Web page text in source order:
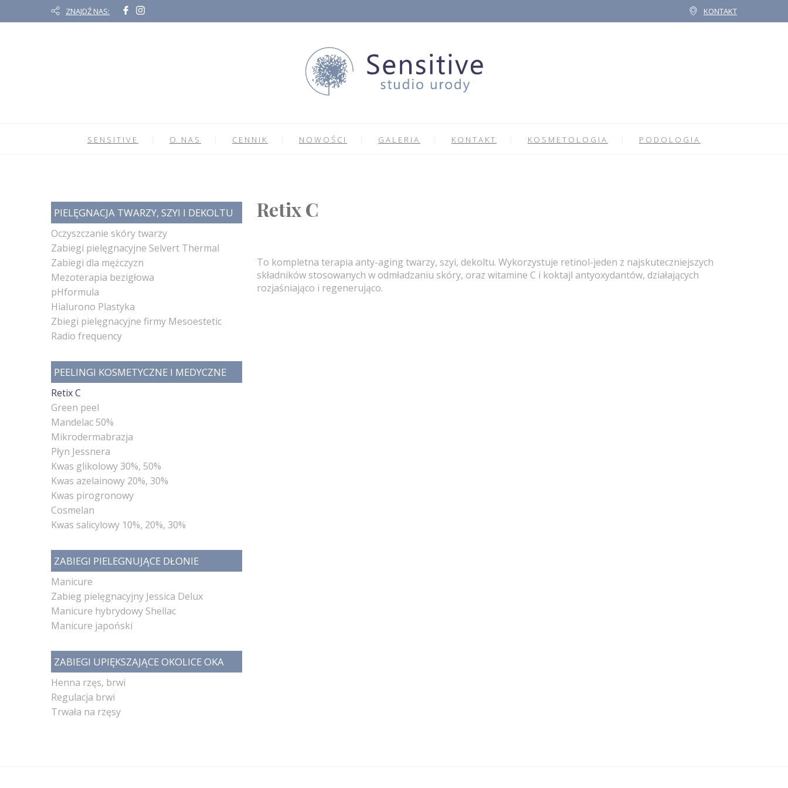
ZNAJDŹ NAS: KONTAKT
SENSITIVE O NAS CENNIK NOWOŚCI GALERIA KONTAKT KOSMETOLOGIA PODOLOGIA
PIELĘGNACJA TWARZY, SZYI I DEKOLTU
Oczyszczanie skóry twarzy
Zabiegi pielęgnacyjne Selvert Thermal
Zabiegi dla mężczyzn
Mezoterapia bezigłowa
pHformula
Hialurono Plastyka
Zbiegi pielęgnacyjne firmy Mesoestetic
Radio frequency
PEELINGI KOSMETYCZNE I MEDYCZNE
Retix C
Green peel
Mandelac 50%
Mikrodermabrazja
Płyn Jessnera
Kwas glikolowy 30%, 50%
Kwas azelainowy 20%, 30%
Kwas pirogronowy
Cosmelan
Kwas salicylowy 10%, 20%, 30%
ZABIEGI PIELEGNUJĄCE DŁONIE
Manicure
Zabieg pielęgnacyjny Jessica Delux
Manicure hybrydowy Shellac
Manicure japoński
ZABIEGI UPIĘKSZAJĄCE OKOLICE OKA
Henna rzęs, brwi
Regulacja brwi
Trwała na rzęsy
Retix C
To kompletna terapia anty-aging twarzy, szyi, dekoltu. Wykorzystuje retinol-jeden z najskuteczniejszych
składników stosowanych w odmładzaniu skóry, oraz witamine C i koktajl antyoxydantów, działających
rozjaśniająco i regenerująco.